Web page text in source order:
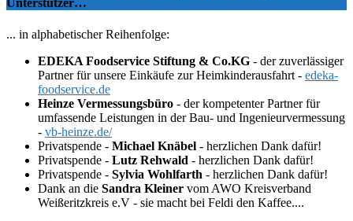
Unterstützer…
... in alphabetischer Reihenfolge:
EDEKA Foodservice Stiftung & Co.KG - der zuverlässiger
Partner für unsere Einkäufe zur Heimkinderausfahrt - edeka-
foodservice.de
Heinze Vermessungsbüro - der kompetenter Partner für
umfassende Leistungen in der Bau- und Ingenieurvermessung
- vb-heinze.de/
Privatspende - Michael Knäbel - herzlichen Dank dafür!
Privatspende - Lutz Rehwald - herzlichen Dank dafür!
Privatspende - Sylvia Wohlfarth - herzlichen Dank dafür!
Dank an die Sandra Kleiner vom AWO Kreisverband
Weißeritzkreis e.V - sie macht bei Feldi den Kaffee....